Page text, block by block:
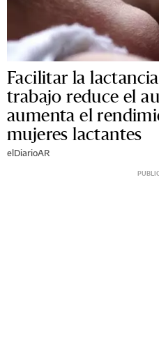
Facilitar la
trabajo reduce el
aumenta el
mujeres lactantes
elDiarioAR